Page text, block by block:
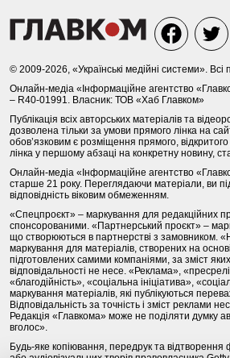
© 2009-2026, «Українські медійні системи». Всі
Онлайн-медіа «Інформаційне агентство
– R40-01991. Власник: ТОВ «Хаб Главком»
Публікація всіх авторських матеріалів та
дозволена тільки за умови прямого лінка на
обов’язковим є розміщення прямого,
лінка у першому абзаці на конкретну новину,
Онлайн-медіа «Інформаційне агентство
старше 21 року. Переглядаючи матеріали, ви
відповідність віковим обмеженням.
«Спецпроєкт» – маркування для редакційних
спонсорованими. «Партнерський проєкт» –
що створюються в партнерстві з замовником.
маркування для матеріалів, створених на
підготовлених самими компаніями, за зміст
відповідальності не несе. «Реклама»,
«благодійність», «соціальна ініціатива»,
маркування матеріалів, які публікуються
Відповідальність за точність і зміст реклами
Редакція «Главкома» може не поділяти думку
вголос».
Будь-яке копіювання, передрук та відтворення